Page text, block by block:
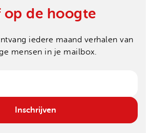
op de hoogte
iedere maand verhalen van
mensen in je mailbox.
Inschrijven